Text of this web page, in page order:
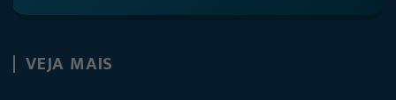
VEJA MAIS